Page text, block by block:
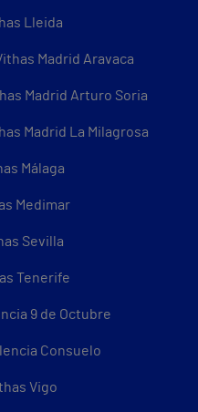
Lleida
Madrid Aravaca
Madrid Arturo Soria
Madrid La Milagrosa
Málaga
Medimar
Sevilla
Tenerife
9 de Octubre
Consuelo
Vigo